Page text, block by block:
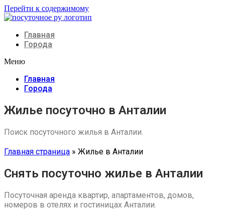
Перейти к содержимому
Главная
Города
Меню
Главная
Города
Жилье посуточно в Анталии
Поиск посуточного жилья в Анталии.
Главная страница » Жилье в Анталии
Снять посуточно жилье в Анталии
Посуточная аренда квартир, апартаментов, домов,
номеров в отелях и гостиницах Анталии.